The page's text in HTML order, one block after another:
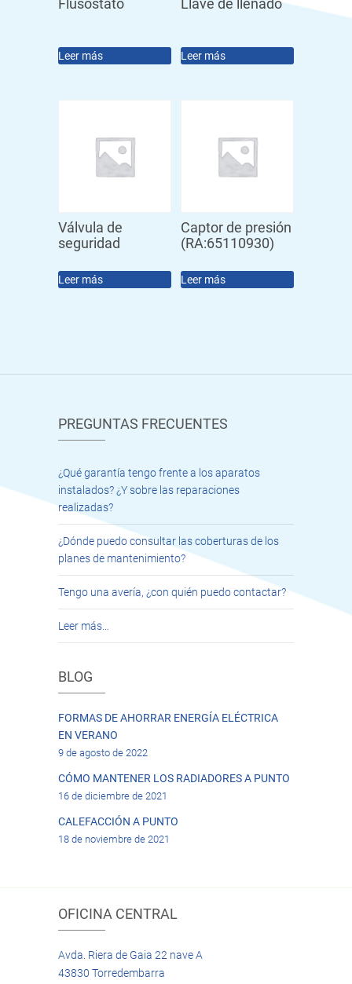
Flusostato
Leer más
Llave de llenado
Leer más
Válvula de
seguridad
Leer más
Captor de presión
(RA:65110930)
Leer más
PREGUNTAS FRECUENTES
¿Qué garantía tengo frente a los aparatos
instalados? ¿Y sobre las reparaciones
realizadas?
¿Dónde puedo consultar las coberturas de los
planes de mantenimiento?
Tengo una avería, ¿con quién puedo contactar?
Leer más…
BLOG
FORMAS DE AHORRAR ENERGÍA ELÉCTRICA
EN VERANO
9 de agosto de 2022
CÓMO MANTENER LOS RADIADORES A PUNTO
16 de diciembre de 2021
CALEFACCIÓN A PUNTO
18 de noviembre de 2021
OFICINA CENTRAL
Avda. Riera de Gaia 22 nave A
43830 Torredembarra